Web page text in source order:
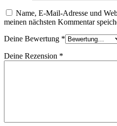
Name, E-Mail-Adresse und
meinen nächsten Kommentar
Deine Bewertung *
Deine Rezension *